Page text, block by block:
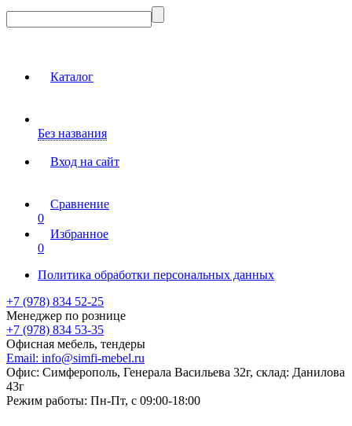
Каталог
Без названия
Вход на сайт
Сравнение
0
Избранное
0
Политика обработки персональных данных
+7 (978) 834 52-25
Менеджер по рознице
+7 (978) 834 53-35
Офисная мебель, тендеры
Email: info@simfi-mebel.ru
Офис: Симферополь, Генерала Васильева 32г, склад: Данилова
43г
Режим работы: Пн-Пт, с 09:00-18:00